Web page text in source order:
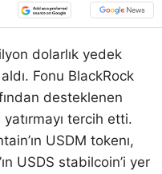
dolarlık yedek
Fonu BlackRock
desteklenen
tercih etti.
USDM tokenı,
USDS stabilcoin’i yer